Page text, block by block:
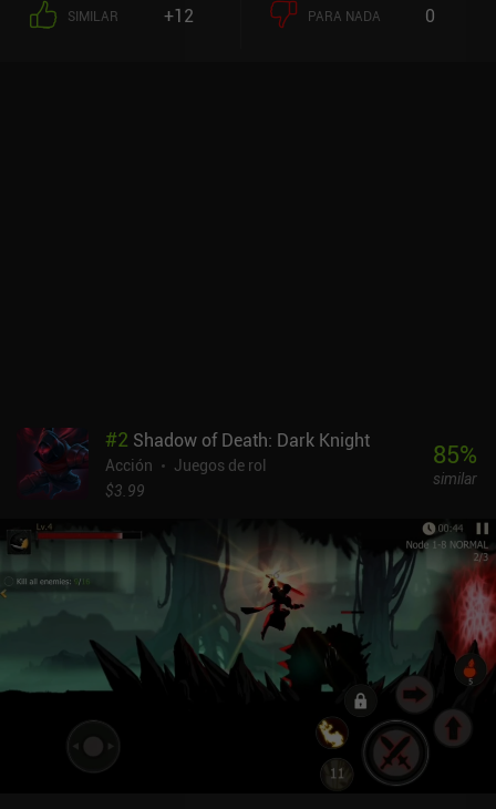
SIMILAR +12 PARA NADA 0
#2 Shadow of Death: Dark Knight
Acción
Juegos de rol
$3.99
85%
similar